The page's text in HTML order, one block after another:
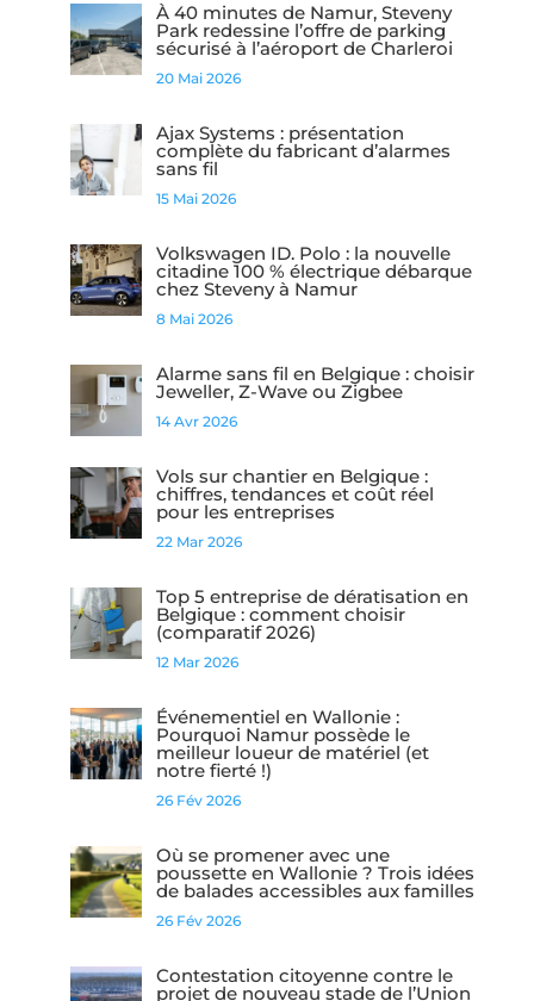
À 40 minutes de Namur, Steveny
Park redessine l’offre de parking
sécurisé à l’aéroport de Charleroi
20 Mai 2026
Ajax Systems : présentation
complète du fabricant d’alarmes
sans fil
15 Mai 2026
Volkswagen ID. Polo : la nouvelle
citadine 100 % électrique débarque
chez Steveny à Namur
8 Mai 2026
Alarme sans fil en Belgique : choisir
Jeweller, Z-Wave ou Zigbee
14 Avr 2026
Vols sur chantier en Belgique :
chiffres, tendances et coût réel
pour les entreprises
22 Mar 2026
Top 5 entreprise de dératisation en
Belgique : comment choisir
(comparatif 2026)
12 Mar 2026
Événementiel en Wallonie :
Pourquoi Namur possède le
meilleur loueur de matériel (et
notre fierté !)
26 Fév 2026
Où se promener avec une
poussette en Wallonie ? Trois idées
de balades accessibles aux familles
26 Fév 2026
Contestation citoyenne contre le
projet de nouveau stade de l’Union